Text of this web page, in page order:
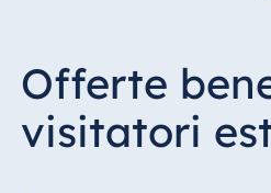
Offerte
visitatori